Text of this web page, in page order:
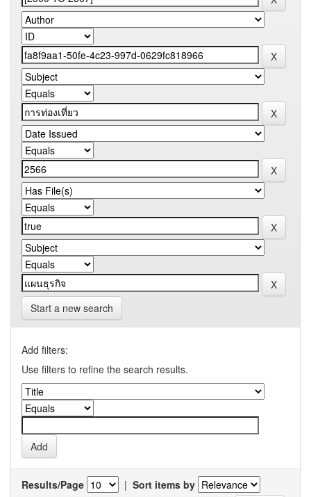
Start a new search
Add filters:
Use filters to refine the search results.
Results/Page | Sort items by